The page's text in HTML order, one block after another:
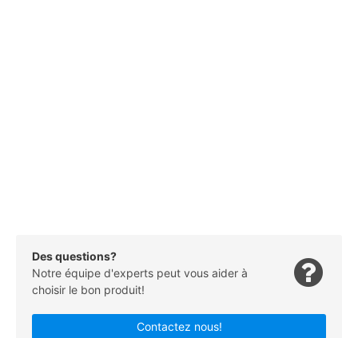
Des questions?
Notre équipe d'experts peut vous aider à
choisir le bon produit!
Contactez nous!